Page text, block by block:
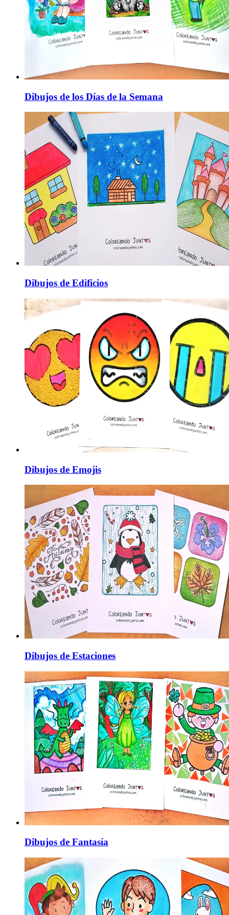
Dibujos de los Días de la Semana
Dibujos de Edificios
Dibujos de Emojis
Dibujos de Estaciones
Dibujos de Fantasía